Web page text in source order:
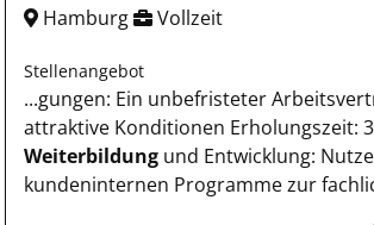
Hamburg Vollzeit
Stellenangebot
...gungen: Ein unbefristeter
attraktive Konditionen Erholungszeit:
Weiterbildung und Entwicklung:
kundeninternen Programme zur